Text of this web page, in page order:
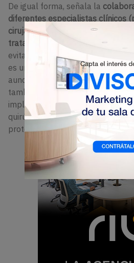
De igual forma, señala la
diferentes especialistas clínicos
cirujanos y prostodoncistas)
tratamiento se planifique y
evitando contemplar los trabajos
es un todo y en clínica debemos
aunque estemos especializados,
también de otras áreas. El éxito
implantológica reside en una
quirúrgica basada en una
protésica”.